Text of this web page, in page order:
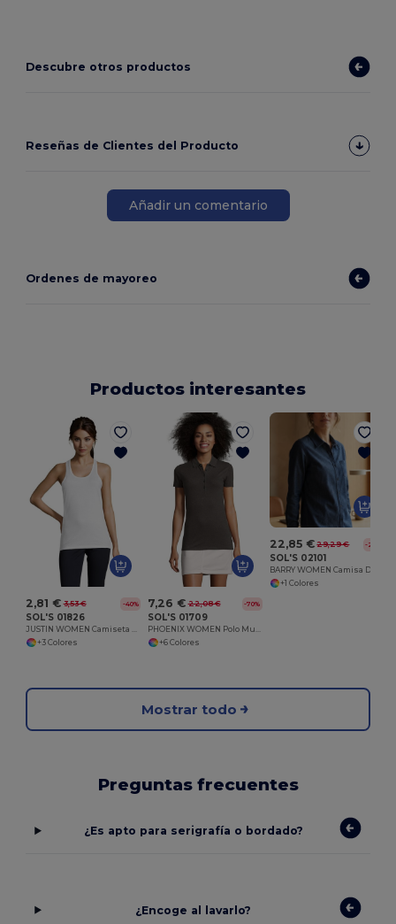
Descubre otros productos
Reseñas de Clientes del Producto
Añadir un comentario
Ordenes de mayoreo
Productos interesantes
2,81 € 3,53 € -40%
SOL'S 01826
JUSTIN WOMEN Camiseta Espalda Nadador
+3 Colores
7,26 € 22,08 € -70%
SOL'S 01709
PHOENIX WOMEN Polo Mujer Algodón Elastano
+6 Colores
22,85 € 29,29 € -22%
SOL'S 02101
+1 Colores
Mostrar todo
Preguntas frecuentes
¿Es apto para serigrafía o bordado?
¿Encoge al lavarlo?